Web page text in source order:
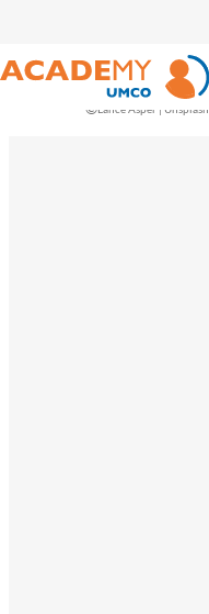
©Lance Asper | Unsplash